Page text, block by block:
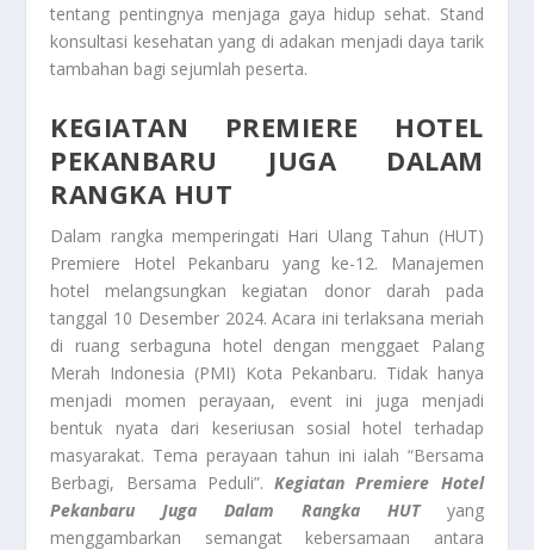
tentang pentingnya menjaga gaya hidup sehat. Stand
konsultasi kesehatan yang di adakan menjadi daya tarik
tambahan bagi sejumlah peserta.
KEGIATAN PREMIERE HOTEL
PEKANBARU JUGA DALAM
RANGKA HUT
Dalam rangka memperingati Hari Ulang Tahun (HUT)
Premiere Hotel Pekanbaru yang ke-12. Manajemen
hotel melangsungkan kegiatan donor darah pada
tanggal 10 Desember 2024. Acara ini terlaksana meriah
di ruang serbaguna hotel dengan menggaet Palang
Merah Indonesia (PMI) Kota Pekanbaru. Tidak hanya
menjadi momen perayaan, event ini juga menjadi
bentuk nyata dari keseriusan sosial hotel terhadap
masyarakat. Tema perayaan tahun ini ialah “Bersama
Berbagi, Bersama Peduli”.Kegiatan Premiere Hotel
Pekanbaru Juga Dalam Rangka HUTyang
menggambarkan semangat kebersamaan antara